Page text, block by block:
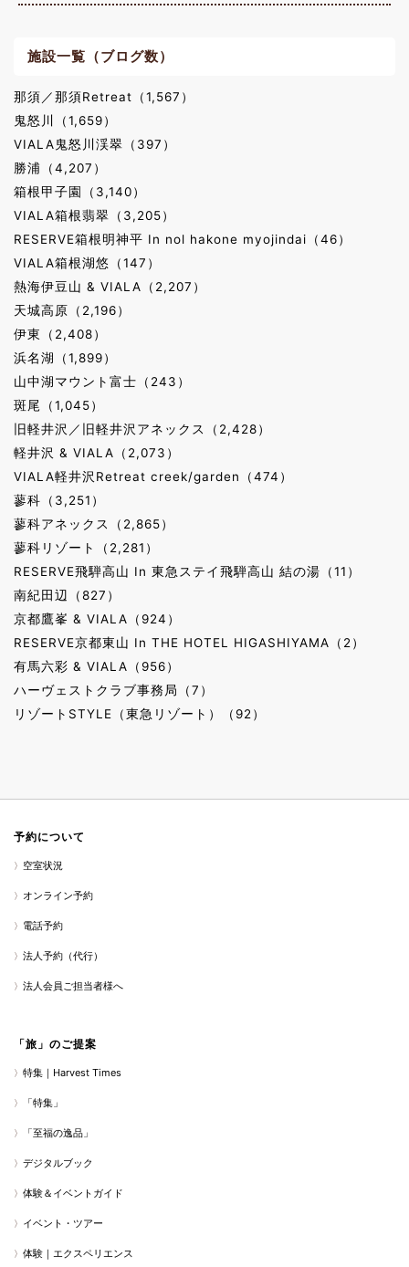
施設一覧（ブログ数）
那須／那須Retreat（1,567）
鬼怒川（1,659）
VIALA鬼怒川渓翠（397）
勝浦（4,207）
箱根甲子園（3,140）
VIALA箱根翡翠（3,205）
RESERVE箱根明神平 In nol hakone myojindai（46）
VIALA箱根湖悠（147）
熱海伊豆山 & VIALA（2,207）
天城高原（2,196）
伊東（2,408）
浜名湖（1,899）
山中湖マウント富士（243）
斑尾（1,045）
旧軽井沢／旧軽井沢アネックス（2,428）
軽井沢 & VIALA（2,073）
VIALA軽井沢Retreat creek/garden（474）
蓼科（3,251）
蓼科アネックス（2,865）
蓼科リゾート（2,281）
RESERVE飛騨高山 In 東急ステイ飛騨高山 結の湯（11）
南紀田辺（827）
京都鷹峯 & VIALA（924）
RESERVE京都東山 In THE HOTEL HIGASHIYAMA（2）
有馬六彩 & VIALA（956）
ハーヴェストクラブ事務局（7）
リゾートSTYLE（東急リゾート）（92）
予約について
空室状況
オンライン予約
電話予約
法人予約（代行）
法人会員ご担当者様へ
「旅」のご提案
特集｜Harvest Times
「特集」
「至福の逸品」
デジタルブック
体験＆イベントガイド
イベント・ツアー
体験｜エクスペリエンス